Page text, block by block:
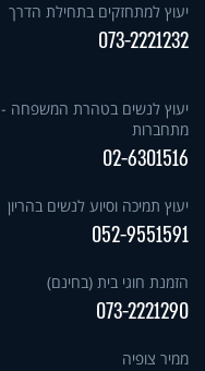
יעוץ למתחזקים בתחילת הדרך
073-2221232
יעוץ לנשים בטהרת המשפחה -
מתחברות
02-6301516
יעוץ תמיכה וסיוע לנשים בהריון
052-9551591
הזמנת חוגי בית (בחינם)
073-2221290
ממיר צופיה